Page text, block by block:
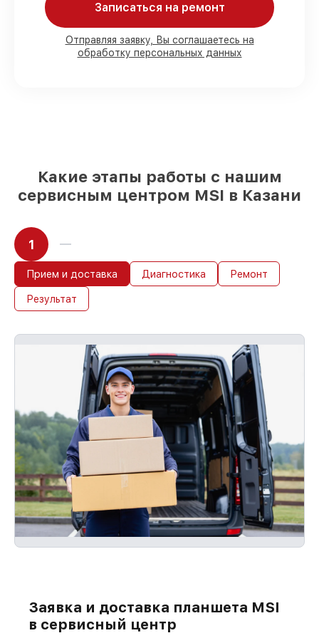
возможностью присутствия владельца
90%
деталей MSI имеются в наличии в
Казани, остальные доступны для
срочного заказа
Записаться на ремонт
Отправляя заявку, Вы соглашаетесь на
обработку персональных данных
Какие этапы работы с нашим
сервисным центром MSI в Казани
1
Прием и доставка Диагностика Ремонт
Результат
Заявка и доставка планшета MSI
в сервисный центр